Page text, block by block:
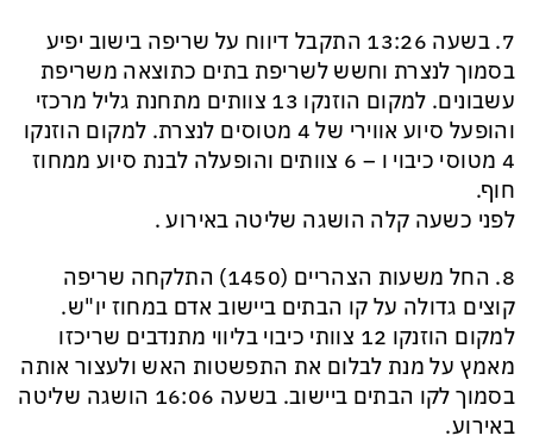
7. בשעה 13:26 התקבל דיווח על שריפה בישוב יפיע
בסמוך לנצרת וחשש לשריפת בתים כתוצאה משריפת
עשבונים. למקום הוזנקו 13 צוותים מתחנת גליל מרכזי
והופעל סיוע אווירי של 4 מטוסים לנצרת. למקום הוזנקו
4 מטוסי כיבוי ו – 6 צוותים והופעלה לבנת סיוע ממחוז
חוף.
לפני כשעה קלה הושגה שליטה באירוע .
8. החל משעות הצהריים (1450) התלקחה שריפה
קוצים גדולה על קו הבתים ביישוב אדם במחוז יו"ש.
למקום הוזנקו 12 צוותי כיבוי בליווי מתנדבים שריכזו
מאמץ על מנת לבלום את התפשטות האש ולעצור אותה
בסמוך לקו הבתים ביישוב. בשעה 16:06 הושגה שליטה
באירוע.